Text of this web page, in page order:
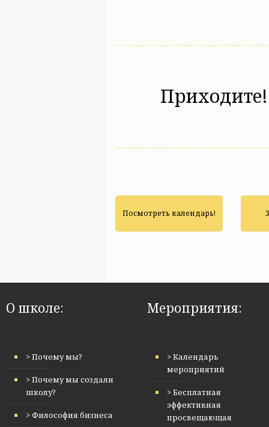
Посмотреть календарь!
О школе:
> Почему мы?
> Почему мы создали
школу?
> Философия бизнеса
Мероприятия:
> Календарь
мероприятий
> Бесплатная
эффективная
просвещающая